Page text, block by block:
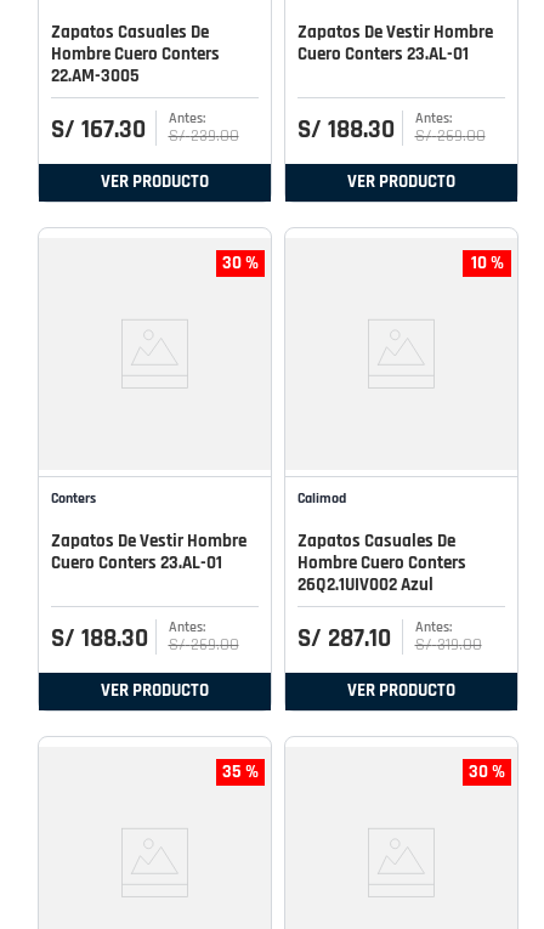
Zapatos Casuales De
Hombre Cuero Conters
22.AM-3005
S/ 167.30 S/ 239.00
VER PRODUCTO
Zapatos De Vestir Hombre
Cuero Conters 23.AL-01
S/ 188.30 S/ 269.00
VER PRODUCTO
30 %
Conters
Zapatos De Vestir Hombre
Cuero Conters 23.AL-01
S/ 188.30 S/ 269.00
VER PRODUCTO
10 %
Calimod
Zapatos Casuales De
Hombre Cuero Conters
26Q2.1UIV002 Azul
S/ 287.10 S/ 319.00
VER PRODUCTO
35 % 30 %